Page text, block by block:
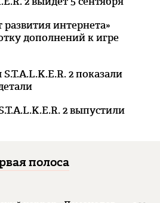
интернета»
дополнений к игре
2 показали
2 выпустили
полоса